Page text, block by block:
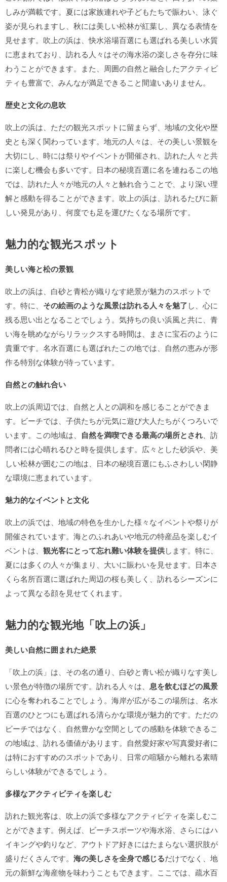
しみが満載です。夏には家族連れや子どもたちで賑わい、泳ぐ
姿が見られますし、秋には美しい松林が紅葉し、異なる表情を
見せます。吹上の浜は、快水浴場百選にも選ばれる美しい水質
に恵まれており、訪れる人々はその海水浴の楽しさを存分に味
わうことができます。また、周囲の自然と融合したアクティビ
ティも豊富で、みんなが満足できること間違いありません。
歴史と文化の息吹
吹上の浜は、ただの観光スポットに留まらず、地域の文化や歴
史とも深く関わっています。地元の人々は、その美しい景観を
大切にし、時には祭りやイベントが開催され、訪れた人々と共
に楽しむ機会も多いです。日本の秘境百選に名を連ねるこの地
では、訪れた人々が地元の人々と触れ合うことで、より深い理
解と感動を得ることができます。吹上の浜は、訪れるたびに新
しい発見があり、何度でも足を運びたくなる場所です。
魅力的な観光スポット
美しい海と松の景観
吹上の浜は、白砂と青松が織りなす絶景が魅力のスポットで
す。特に、 その絵画のような風景は訪れる人々を魅了し、心に
残る思い出となることでしょう。気持ちの良い浜風と共に、青
い海を眺めながらリラックスする時間は、まさに宝石のように
貴重です。名水百選にも選ばれたこの地では、自然の恵みが形
作る特別な体験が待っています。
自然との触れ合い
吹上の浜周辺では、自然と人との調和を感じることができま
す。ビーチでは、子供たちが元気に遊び大人たちがくつろいで
います。この地域は、 自然を満喫できる最高の場所とされ 、訪
問者には心晴れるひと時を提供します。広々とした砂浜や、美
しい松林が囲むこの地は、日本の秘境百選にもふさわしい閑静
な環境に恵まれています。
魅力的なイベントと文化
吹上の浜では、地域の特色を生かした様々なイベントや祭りが
開催されています。海とのふれあいや地元の特産品を楽しむイ
ベントは、 観光客にとって忘れ難い体験を提供します。特に、
夏には多くの人々が集まり、大いに賑わいを見せます。日本さ
くら名所百選に選ばれた周辺の桜も美しく、訪れるシーズンに
よって異なる顔を見せてくれます。
魅力的な観光地「吹上の浜」
美しい自然に囲まれた絶景
「吹上の浜」は、その名の通り、白砂と青い松が織りなす美し
い景色が特徴の場所です。訪れる人々は、 息を飲むほどの風景
に心を奪われることでしょう。海岸が広がるこの場所は、名水
百選のひとつにも選ばれる清らかな環境が魅力的です。ただの
ビーチではなく、自然豊かな空間としての感動を体験できるこ
の地域は、訪れる価値があります。自然愛好家や写真愛好者に
は特におすすめのスポットであり、日常の喧騒から離れる素晴
らしい体験ができるでしょう。
多様なアクティビティを楽しむ
訪れた観光客は、吹上の浜で多様なアクティビティを楽しむこ
とができます。例えば、ビーチスポーツや海水浴、さらにはハ
イキングや釣りなど、アウトドア好きにはたまらない選択肢が
盛りだくさんです。 海の美しさを全身で感じるだけでなく、地
元の新鮮な海産物を味わうこともできます。ここでは、疏水百